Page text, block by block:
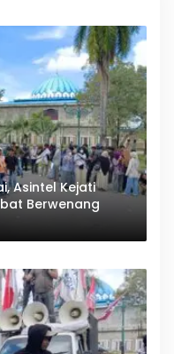
Asintel Kejati
Berwenang